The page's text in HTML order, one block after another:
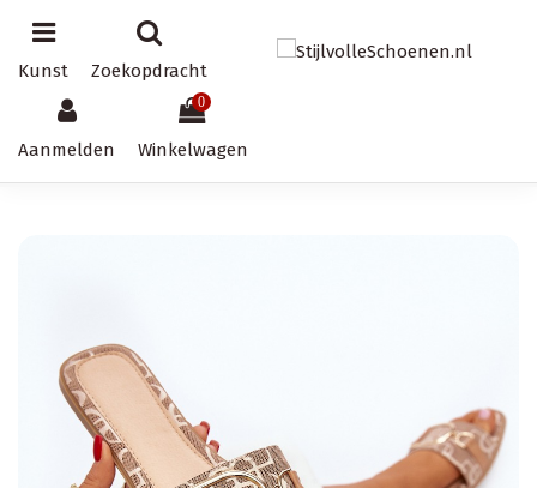
Kunst Zoekopdracht
Aanmelden
0
Winkelwagen